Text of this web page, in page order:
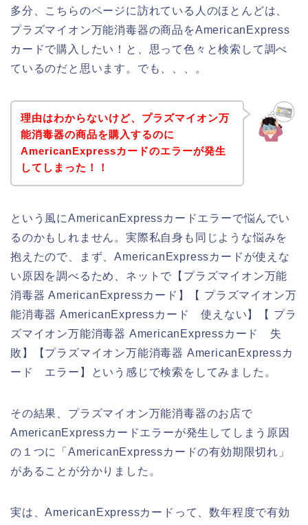
多分、こちらのページに訪れている人のほとんどは、
プラズマイオン万能消毒器の商品をAmericanExpress
カードで購入したい！と、思って色々と検索して調べ
ているのだと思います。でも、、、。
理由はわからないけど、プラズマイオン万
能消毒器の商品を購入するのに
AmericanExpressカードのエラーが発生
してしまった！！
という風にAmericanExpressカードエラーで悩んでい
るのかもしれません。実際私自身も同じような悩みを
抱えたので、まず、AmericanExpressカードが使えな
い原因を調べるため、ネットで【プラズマイオン万能
消毒器 AmericanExpressカード】【 プラズマイオン万
能消毒器 AmericanExpressカード 使えない】【 プラ
ズマイオン万能消毒器 AmericanExpressカード 失
敗】【プラズマイオン万能消毒器 AmericanExpressカ
ード エラー】という感じで検索をしてみました。
その結果、プラズマイオン万能消毒器のお店で
AmericanExpressカードエラーが発生してしまう原因
の１つに「AmericanExpressカードの有効期限切れ」
があることが分かりました。
実は、AmericanExpressカードって、数年程度で有効